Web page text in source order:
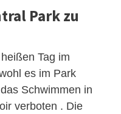
Park zu
Tag im
es im Park
Schwimmen in
verboten . Die